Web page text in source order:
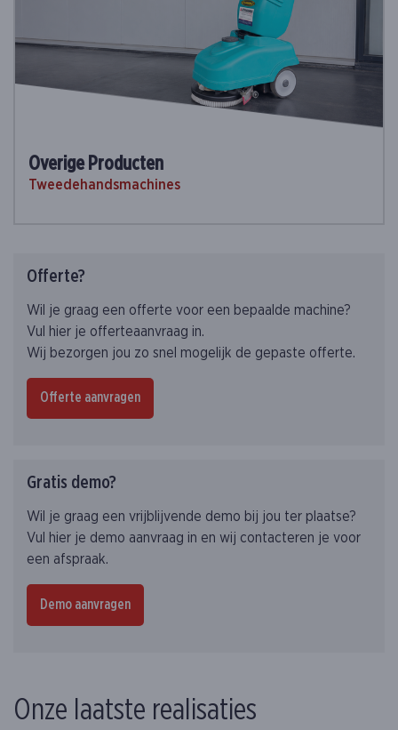
Overige Producten
Tweedehandsmachines
Offerte?
Wil je graag een offerte voor een bepaalde machine?
Vul hier je offerteaanvraag in.
Wij bezorgen jou zo snel mogelijk de gepaste offerte.
Offerte aanvragen
Gratis demo?
Wil je graag een vrijblijvende demo bij jou ter plaatse?
Vul hier je demo aanvraag in en wij contacteren je voor
een afspraak.
Demo aanvragen
Onze laatste realisaties